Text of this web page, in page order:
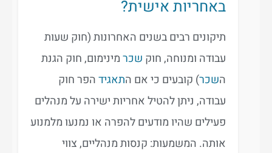
באחריות אישית?
תיקונים רבים בשנים האחרונות (חוק שעות
עבודה ומנוחה, חוק שכרמינימום, חוק הגנת
השכר) קובעים כי אם התאגידהפר חוק
עבודה, ניתן להטיל אחריות ישירה על מנהלים
פעילים שהיו מודעים להפרה או נמנעו מלמנוע
אותה. המשמעות: קנסות מנהליים, צווי